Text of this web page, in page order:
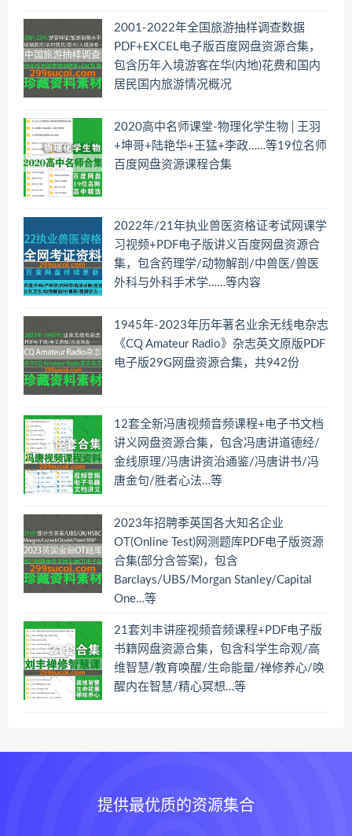
2001-2022年全国旅游抽样调查数据
PDF+EXCEL电子版百度网盘资源合集，
包含历年入境游客在华(内地)花费和国内
居民国内旅游情况概况
2020高中名师课堂-物理化学生物│王羽
+坤哥+陆艳华+王猛+李政……等19位名师
百度网盘资源课程合集
2022年/21年执业兽医资格证考试网课学
习视频+PDF电子版讲义百度网盘资源合
集，包含药理学/动物解剖/中兽医/兽医
外科与外科手术学……等内容
1945年-2023年历年著名业余无线电杂志
《CQ Amateur Radio》杂志英文原版PDF
电子版29G网盘资源合集，共942份
12套全新冯唐视频音频课程+电子书文档
讲义网盘资源合集，包含冯唐讲道德经/
金线原理/冯唐讲资治通鉴/冯唐讲书/冯
唐金句/胜者心法…等
2023年招聘季英国各大知名企业
OT(Online Test)网测题库PDF电子版资源
合集(部分含答案)，包含
Barclays/UBS/Morgan Stanley/Capital
One…等
21套刘丰讲座视频音频课程+PDF电子版
书籍网盘资源合集，包含科学生命观/高
维智慧/教育唤醒/生命能量/禅修养心/唤
醒内在智慧/精心冥想…等
提供最优质的资源集合